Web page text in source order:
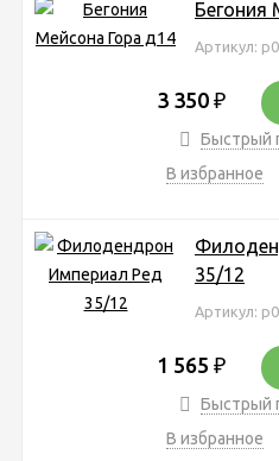
Бегония
Артикул:
3 350 ₽
Быстрый
В избранное
35/12
Артикул:
1 565 ₽
Быстрый
В избранное